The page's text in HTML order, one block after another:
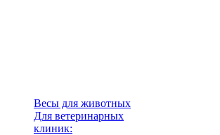
Весы для животных
Для ветеринарных
клиник: